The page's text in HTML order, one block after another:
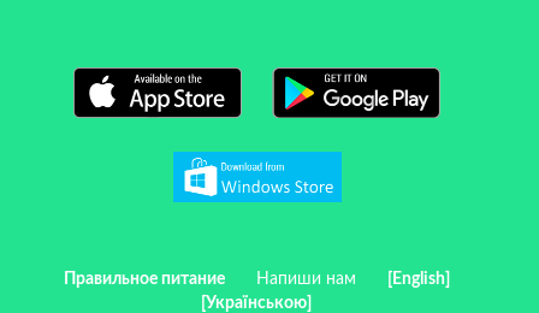
Правильное питание Напиши нам
[English]
[Українською]